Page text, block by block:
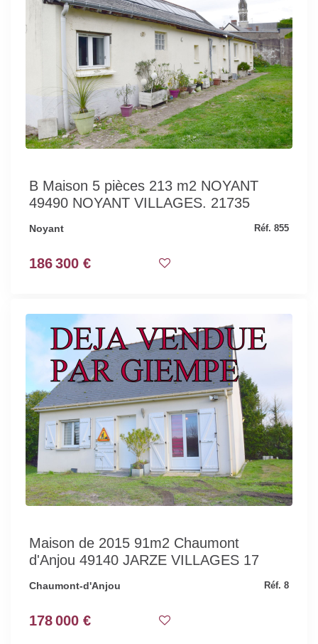
B Maison 5 pièces 213 m2 NOYANT
49490 NOYANT VILLAGES. 21735
Noyant Réf. 855
186 300 €
Maison de 2015 91m2 Chaumont
d'Anjou 49140 JARZE VILLAGES 17
Chaumont-d'Anjou Réf. 8
178 000 €